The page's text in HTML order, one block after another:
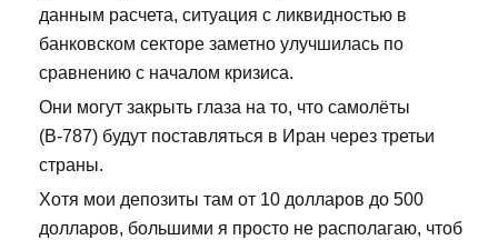
данным расчета, ситуация с ликвидностью в
банковском секторе заметно улучшилась по
сравнению с началом кризиса.
Они могут закрыть глаза на то, что самолёты
(В-787) будут поставляться в Иран через третьи
страны.
Хотя мои депозиты там от 10 долларов до 500
долларов, большими я просто не располагаю, чтоб